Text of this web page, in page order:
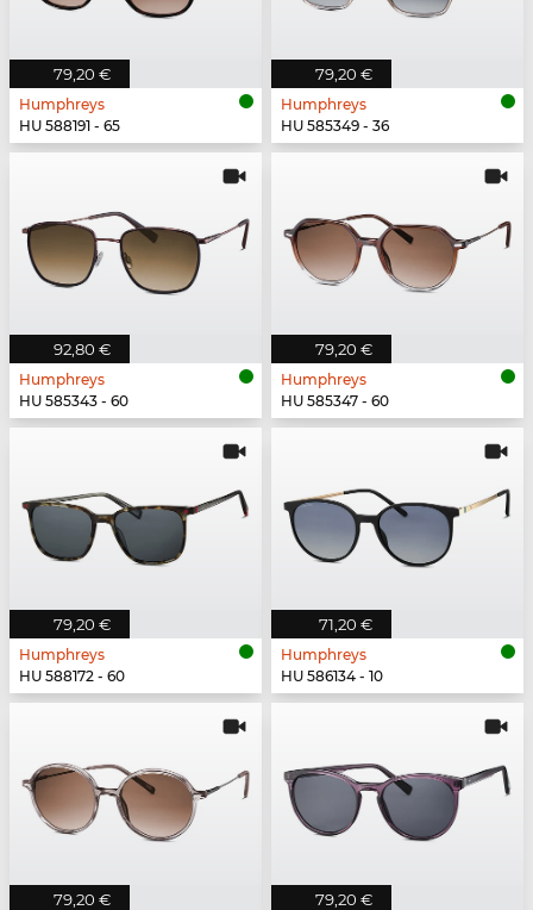
79,20 €
Humphreys
HU 588191 - 65
79,20 €
Humphreys
HU 585349 - 36
92,80 €
Humphreys
HU 585343 - 60
79,20 €
Humphreys
HU 585347 - 60
79,20 €
Humphreys
HU 588172 - 60
71,20 €
Humphreys
HU 586134 - 10
79,20 € 79,20 €